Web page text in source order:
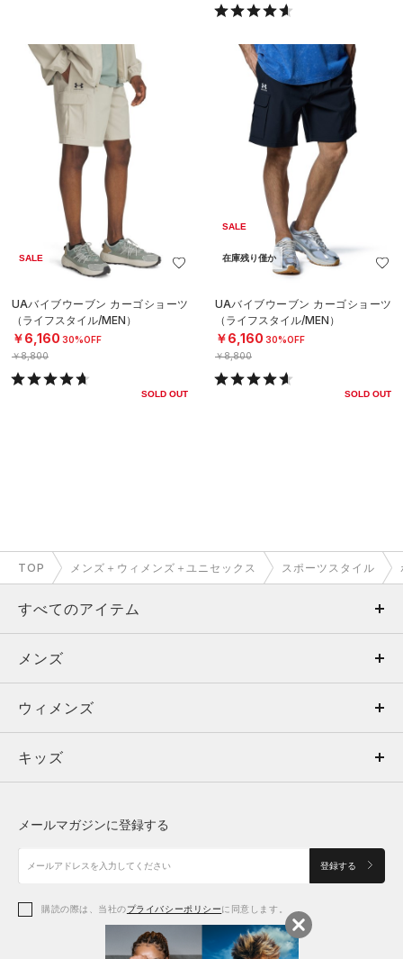
SALE
UAバイブウーブン カーゴショーツ
（ライフスタイル/MEN）
￥6,160 30%OFF
￥8,800
SOLD OUT
SALE
在庫残り僅か
UAバイブウーブン カーゴショーツ
（ライフスタイル/MEN）
￥6,160 30%OFF
￥8,800
SOLD OUT
TOP メンズ＋ウィメンズ＋ユニセックス スポーツスタイル
すべてのアイテム
メンズ
ウィメンズ
キッズ
アクセサリー
メンズ
トップス
ボトムス
アクセサリー
ウィメンズ
トップス
シューズ
アクセサリー
キッズ
シューズ
メールマガジンに登録する
登録する
購読の際は、当社のプライバシーポリシーに同意します。